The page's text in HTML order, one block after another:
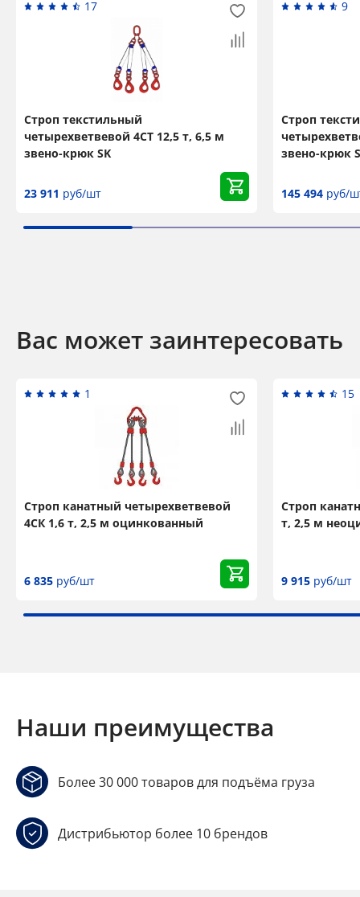
17
Строп текстильный
четырехветвевой 4СТ 12,5 т, 6,5 м
звено-крюк SK
23 911 руб/шт
9
Строп
звено-крюк
145 494 руб/
Вас может заинтересовать
1
Строп канатный четырехветвевой
4СК 1,6 т, 2,5 м оцинкованный
6 835 руб/шт
15
Строп
т, 2,5 м
9 915 руб/шт
Наши преимущества
Более 30 000 товаров для подъёма груза
Дистрибьютор более 10 брендов